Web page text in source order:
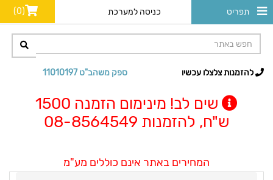
תפריט כניסה למערכת (0)
ספק משהב"ט 11010197 להזמנות צלצלו עכשיו
שים לב! מינימום הזמנה 1500
ש"ח, להזמנות 08-8564549
המחירים באתר אינם כוללים מע"מ